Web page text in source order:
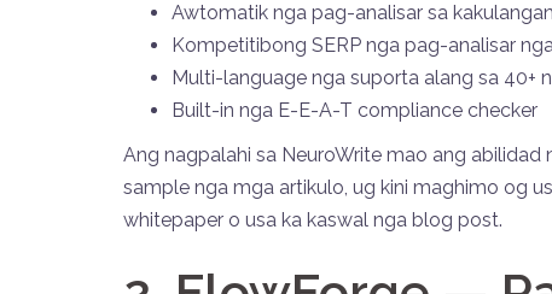
Awtomatik nga pag-analisar sa
Kompetitibong SERP nga pag-analisar
Multi-language nga suporta alang sa 40+
Built-in nga E-E-A-T compliance checker
Ang nagpalahi sa NeuroWrite mao ang
sample nga mga artikulo, ug kini maghimo og
whitepaper o usa ka kaswal nga blog post.